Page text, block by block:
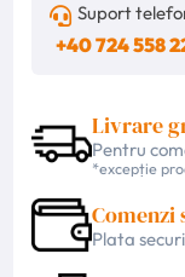
Suport
+40 724 558
Livrare
Pentru
*excepție
Comenzi
Plata